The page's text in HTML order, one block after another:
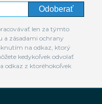
Odoberať
len za týmto
a zásadami ochrany
na odkaz, ktorý
kedykoľvek odvolať
odkaz z ktoréhokoľvek